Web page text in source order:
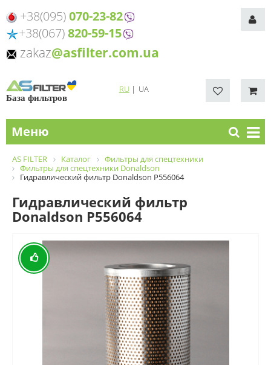
+38(095)070-23-82
+38(067)820-59-15
zakaz@asfilter.com.ua
База фильтров
RU| UA
Меню
AS FILTER Каталог
Фильтры для спецтехники
Фильтры для спецтехники Donaldson
Гидравлический фильтр Donaldson P556064
Гидравлический фильтр
Donaldson P556064